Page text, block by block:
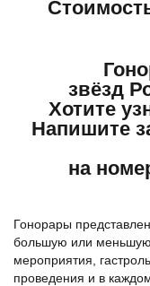
звёзд
Хотите
Напишите
на
Гонорары
большую или меньшую
мероприятия,
проведения и в